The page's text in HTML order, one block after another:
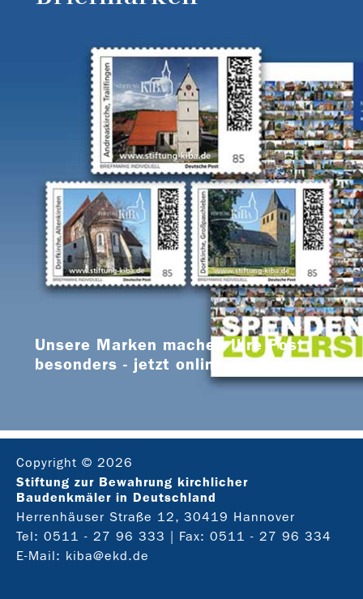
Unsere Marken machen Ihre Post
besonders - jetzt online bestellen
Copyright © 2026
Stiftung zur Bewahrung kirchlicher
Baudenkmäler in Deutschland
Herrenhäuser Straße 12, 30419 Hannover
Tel: 0511 - 27 96 333 | Fax: 0511 - 27 96 334
E-Mail: kiba@ekd.de